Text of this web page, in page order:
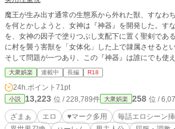
魔王が生み出す通常の生態系から外れた獣、すなわ
を何とかしようと、女神は『神器』を開発した。す
を、女神の因子で塗りつぶし支配下に置く聖剣で
に村を襲う害獣を「女体化」した上で隷属させると
そして問題が一つあり、この『神器』は誰にでも使
そのため他の何千何万、或いはそれ以上に存在する
の適合者を探し召喚することにする。しかしこれは
しても心を痛めないゲスな心を持っているというこ
召喚の過程で殺された召喚者は、手始めに徹夜明け
属の大魔法を使用。結果、癒しの女神と異世界に降
得た召喚者。彼は異世界で害獣をモンスター娘に変
大衆娯楽 連載中 長編 R18
24h.ポイント 71pt
小説 13,223 位 / 228,789件 大衆娯楽 258 位 /
ざまぁ エロ ♥マーク多用 毎話エロシーン